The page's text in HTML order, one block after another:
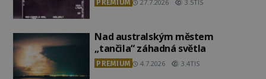
PREMIUM 27.7.2026 3.5TIS
Nad australským městem
„tančila“ záhadná světla
PREMIUM 4.7.2026 3.4TIS